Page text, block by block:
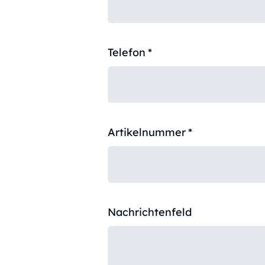
Telefon *
Artikelnummer*
Nachrichtenfeld